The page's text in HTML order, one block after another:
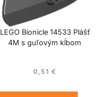
LEGO Bionicle 14533 Plášť
4M s guľovým kĺbom
0,51 €